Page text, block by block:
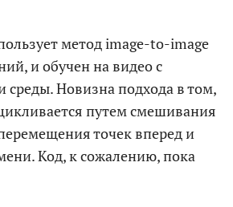
метод image-to-image
и обучен на видео с
Новизна подхода в том,
путем смешивания
точек вперед и
Код, к сожалению, пока